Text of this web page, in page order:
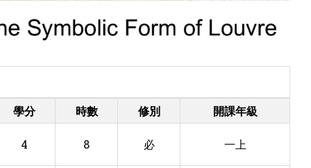
學分 時數 修別 開課年級
4 8 必 一上